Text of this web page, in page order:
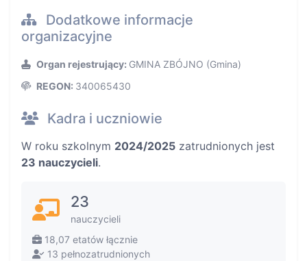
Dodatkowe informacje
organizacyjne
Organ rejestrujący: GMINA ZBÓJNO (Gmina)
REGON: 340065430
Kadra i uczniowie
W roku szkolnym 2024/2025 zatrudnionych jest
23 nauczycieli.
23
nauczycieli
18,07 etatów łącznie
13 pełnozatrudnionych